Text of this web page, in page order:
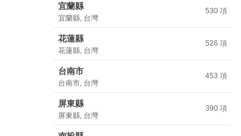
宜蘭縣
宜蘭縣, 台灣
530 項
花蓮縣
花蓮縣, 台灣
526 項
台南市
台南市, 台灣
453 項
屏東縣
屏東縣, 台灣
390 項